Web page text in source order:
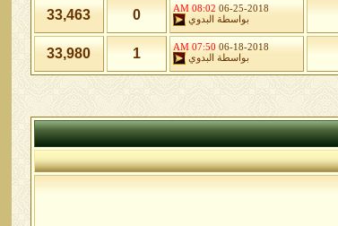
06-25-2018
08:02 AM
بواسطة
البدوي 0
33,463
06-18-2018
07:50 AM
بواسطة
البدوي 1
33,980